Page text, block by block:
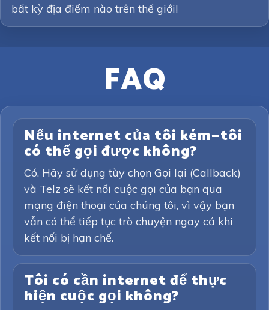
bất kỳ địa điểm nào trên thế giới!
FAQ
Nếu internet của tôi kém—tôi
có thể gọi được không?
Có. Hãy sử dụng tùy chọn Gọi lại (Callback)
và Telz sẽ kết nối cuộc gọi của bạn qua
mạng điện thoại của chúng tôi, vì vậy bạn
vẫn có thể tiếp tục trò chuyện ngay cả khi
kết nối bị hạn chế.
Tôi có cần internet để thực
hiện cuộc gọi không?